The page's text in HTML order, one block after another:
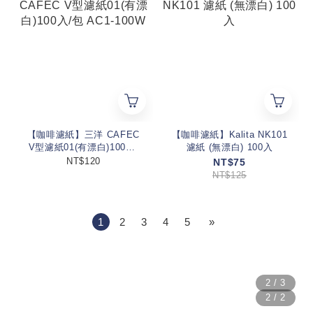
【咖啡濾紙】三洋 CAFEC
V型濾紙01(有漂白)100入/
包 AC1-100W
NT$120
【咖啡濾紙】Kalita NK101
濾紙 (無漂白) 100入
NT$75
NT$125
1 2 3 4 5 »